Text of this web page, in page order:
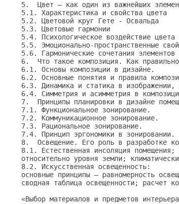
5.  Цвет – как один из важнейших
5.1. Характеристика и свойства цвета
5.2. Цветовой круг Гете - Освальда
5.3. Цветовые гармонии
5.4. Психологическое воздействие цвета
5.5. Эмоционально-пространственные
5.6. Гармонические сочетания
6.  Что такое композиция. Как
6.1. Основы композиции в дизайне.
6.2. Основные понятия и правила
6.3. Динамика и статика в изображении,
6.4. Симметрия и асимметрия в
7.  Принципы планировки в дизайне
7.1. Функциональное зонирование.
7.2. Коммуникационное зонирование.
7.3. Рациональное зонирование.
7.4. Принцип эргономики в зонировании.
8.  Освещение. Его роль в разработке
8.1. Естественная инсоляция
относительно уровня земли;
8.2. Искусственная освещенность:
основные принципы – равномерность
сводная таблица освещенности; расчет
«Выбор материалов и предметов